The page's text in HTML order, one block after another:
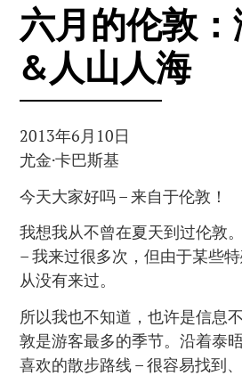
六月的伦敦
&人山人海
2013年6月10日
尤金·卡巴斯基
今天大家好吗 – 来自于伦敦！
我想我从不曾在夏天到过伦敦
– 我来过很多次，但由于某些
从没有来过。
所以我也不知道，也许是信息
敦是游客最多的季节。沿着泰
喜欢的散步路线 – 很容易找到